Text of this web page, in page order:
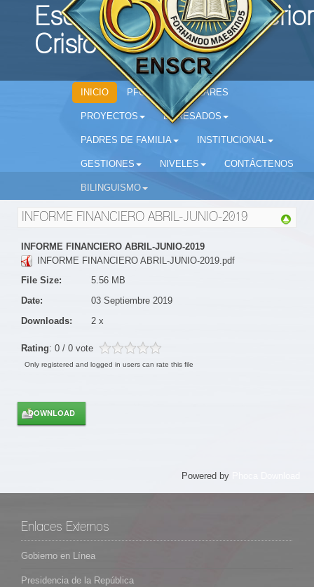
Escuela Normal Superior
Cristo Rey
INICIO PFC CIRCULARES
PROYECTOS EGRESADOS
PADRES DE FAMILIA INSTITUCIONAL
GESTIONES NIVELES CONTÁCTENOS
BILINGUISMO
INFORME FINANCIERO ABRIL-JUNIO-2019
INFORME FINANCIERO ABRIL-JUNIO-2019
INFORME FINANCIERO ABRIL-JUNIO-2019.pdf
File Size:
5.56 MB
Date:
03 Septiembre 2019
Downloads:
2 x
Rating: 0 / 0 vote
Only registered and logged in users can rate this file
Powered by
Enlaces Externos
Gobierno en Línea
Presidencia de la República